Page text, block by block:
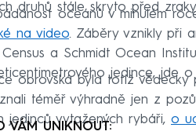
druhů stále skryto před
oceánů v minulém
na video. Záběry vznikly při
a Schmidt Ocean
jedince, jde o
obrovská byla totiž
téměř výhradně jen z
jedinců vytažených rybáři, o
VÁM UNIKNOUT: